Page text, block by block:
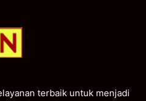
terbaik untuk menjadi